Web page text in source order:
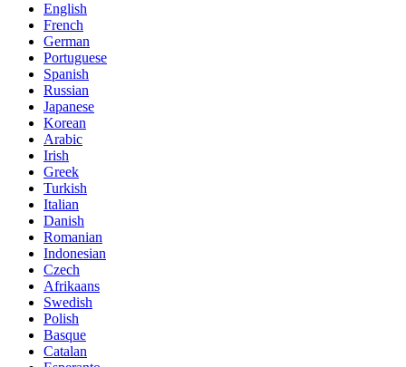
English
French
German
Portuguese
Spanish
Russian
Japanese
Korean
Arabic
Irish
Greek
Turkish
Italian
Danish
Romanian
Indonesian
Czech
Afrikaans
Swedish
Polish
Basque
Catalan